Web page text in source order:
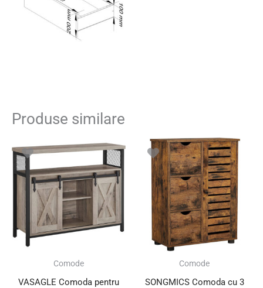
Produse similare
Comode
VASAGLE Comoda pentru
Comode
SONGMICS Comoda cu 3